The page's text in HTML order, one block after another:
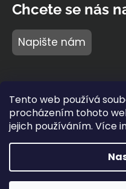
Tento web používá
procházením tohoto
jejich používáním. Více
Chcete se nás
Napište nám
Vytvořil